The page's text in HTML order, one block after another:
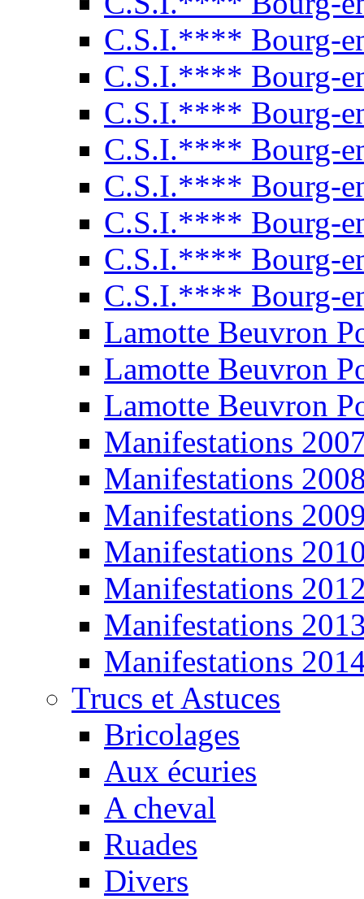
C.S.I.**** Bourg-
C.S.I.**** Bourg-
C.S.I.**** Bourg-
C.S.I.**** Bourg-
C.S.I.**** Bourg-
C.S.I.**** Bourg-
C.S.I.**** Bourg-
C.S.I.**** Bourg-
Lamotte Beuvron
Lamotte Beuvron
Lamotte Beuvron
Manifestations
Manifestations
Manifestations
Manifestations
Manifestations
Manifestations
Manifestations
Trucs et Astuces
Bricolages
Aux écuries
A cheval
Ruades
Divers